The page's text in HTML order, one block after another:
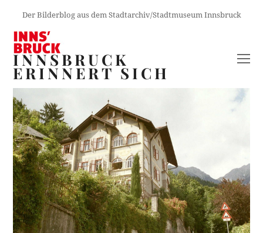
Der Bilderblog aus dem Stadtarchiv/Stadtmuseum Innsbruck
INNSBRUCK
ERINNERT SICH